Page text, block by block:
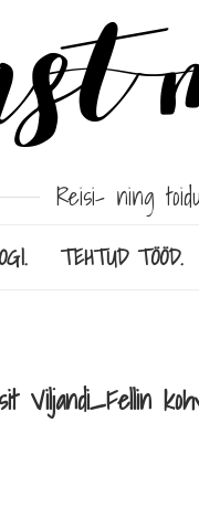
Reisi- ning
TEHTUD TÖÖD.
Viljandi_Fellin